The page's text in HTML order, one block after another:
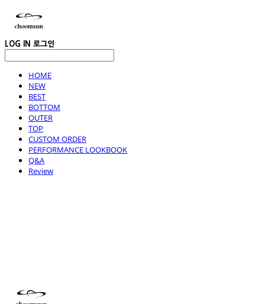
LOG IN 로그인
HOME
NEW
BEST
BOTTOM
OUTER
TOP
CUSTOM ORDER
PERFORMANCE LOOKBOOK
Q&A
Review